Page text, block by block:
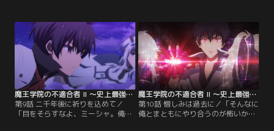
ュ・ポルティコーロと名乗り、しば
らく滞在して調査することに。アノ
スたちが大精霊レノと、転生前のア
ノスより彼女の護衛任務を受けたシ
ンの様子を見守る中、熾死王エール
ドメードが…。
しての根源を変えることは叶わない
が、レノからあるヒントを得たアノ
ス。レイはシンを相手に剣技の修練
に励んでいた。その後、アノスはエ
ールドメードを追ってデルゾゲード
へ。
魔王学院の不適合者 II ～史上最強の魔王の始祖、転生して子孫たちの学校へ通う～ 第09話
第9話 二千年後に祈りを込めて／
「目をそらすなよ、ミーシャ。俺た
魔王学院の不適合者 II ～史上最強の魔王の始祖、転生して子孫たちの学校へ通う～ 第10話
第10話 憎しみは過去に／「そんなに
俺とまともにやり合うのが怖いか？
アヴォス・ディルヘヴィア」大精霊